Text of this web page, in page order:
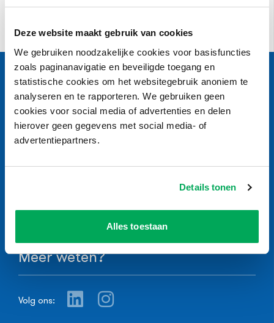
Deze website maakt gebruik van cookies
We gebruiken noodzakelijke cookies voor basisfuncties
zoals paginanavigatie en beveiligde toegang en
statistische cookies om het websitegebruik anoniem te
analyseren en te rapporteren. We gebruiken geen
cookies voor social media of advertenties en delen
hierover geen gegevens met social media- of
advertentiepartners.
Details tonen
Alles toestaan
Navigatie
Home
Leermiddelen
Partners
Klantenservice
Veelgestelde vragen
Meer weten?
Volg ons: